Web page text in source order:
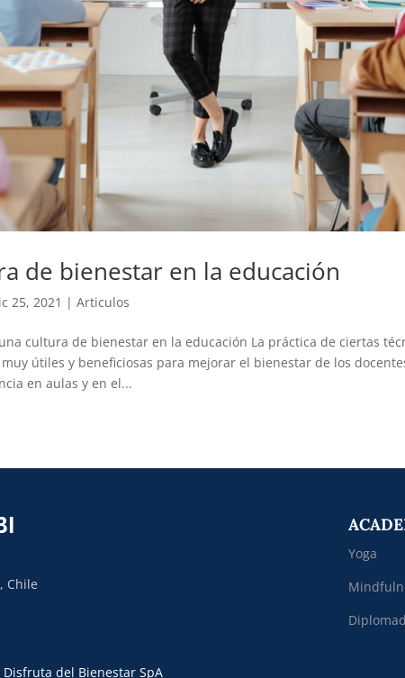
de bienestar en la educación
25, 2021 |Articulos
cultura de bienestar en la educación La práctica de ciertas
útiles y beneficiosas para mejorar el bienestar de los
en aulas y en el...
Chile
Yoga
del Bienestar SpA